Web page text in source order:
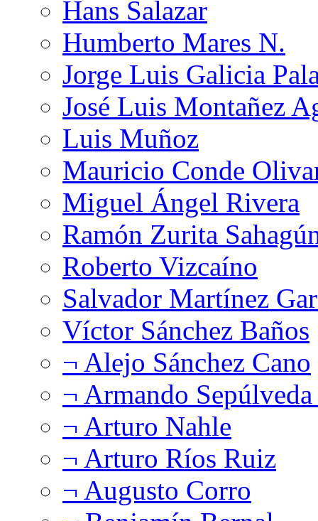
Hans Salazar
Humberto Mares N.
Jorge Luis Galicia
José Luis Montañez
Luis Muñoz
Mauricio Conde
Miguel Ángel Rivera
Ramón Zurita
Roberto Vizcaíno
Salvador Martínez
Víctor Sánchez Baños
¬ Alejo Sánchez Cano
¬ Armando
¬ Arturo Nahle
¬ Arturo Ríos Ruiz
¬ Augusto Corro